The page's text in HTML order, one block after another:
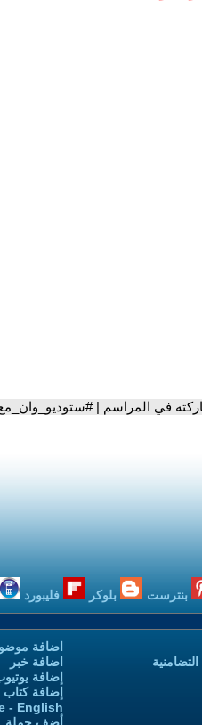
في المراسم |
بنترست بلوكر فليبورد
اضافة
اضافة خبر
إضافة
إضافة كتاب
- English